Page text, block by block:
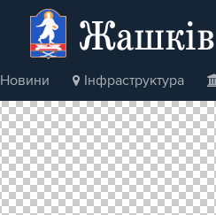
Жашків
Новини Інфраструктура